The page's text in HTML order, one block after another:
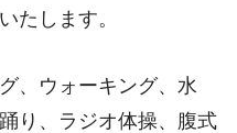
たします。
、ウォーキング、水
り、ラジオ体操、腹式